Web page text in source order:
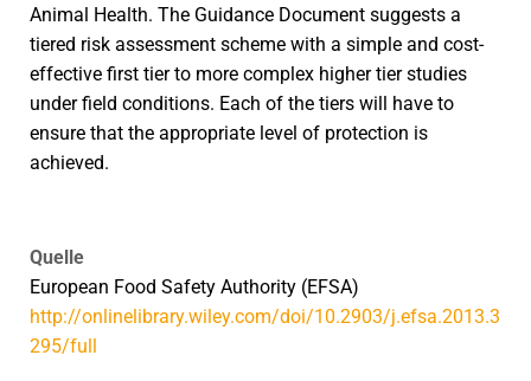
Animal Health. The Guidance Document suggests a
tiered risk assessment scheme with a simple and cost-
effective first tier to more complex higher tier studies
under field conditions. Each of the tiers will have to
ensure that the appropriate level of protection is
achieved.
Quelle
European Food Safety Authority (EFSA)
http://onlinelibrary.wiley.com/doi/10.2903/j.efsa.2013.3
295/full